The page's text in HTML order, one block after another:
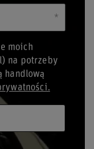
moich
na potrzeby
handlową